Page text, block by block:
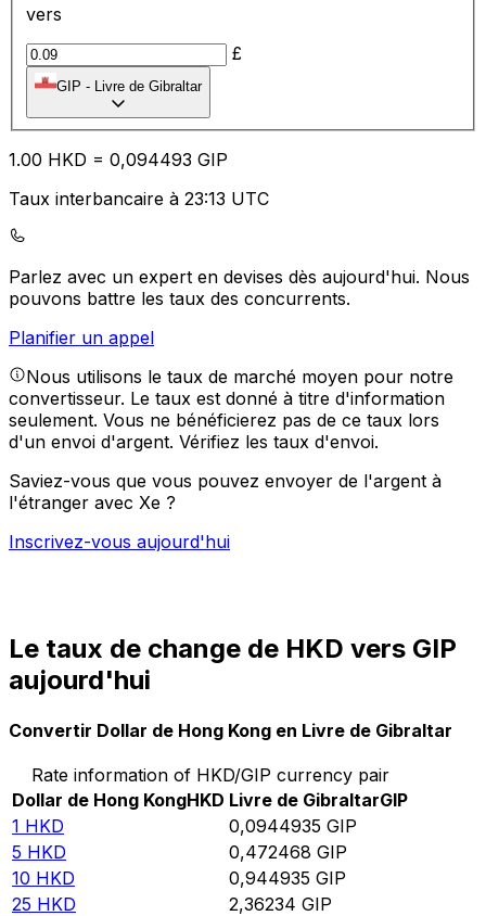
vers
£
GIP - Livre de Gibraltar
1.00 HKD = 0,094493 GIP
Taux interbancaire à 23:13 UTC
Parlez avec un expert en devises dès aujourd'hui. Nous
pouvons battre les taux des concurrents.
Planifier un appel
Nous utilisons le taux de marché moyen pour notre
convertisseur. Le taux est donné à titre d'information
seulement. Vous ne bénéficierez pas de ce taux lors
d'un envoi d'argent. Vérifiez les taux d'envoi.
Saviez-vous que vous pouvez envoyer de l'argent à
l'étranger avec Xe ?
Inscrivez-vous aujourd'hui
Le taux de change de HKD vers GIP
aujourd'hui
Convertir Dollar de Hong Kong en Livre de Gibraltar
Rate information of HKD/GIP currency pair
Dollar de Hong KongHKD Livre de GibraltarGIP
1 HKD 0,0944935 GIP
5 HKD 0,472468 GIP
10 HKD 0,944935 GIP
25 HKD 2,36234 GIP